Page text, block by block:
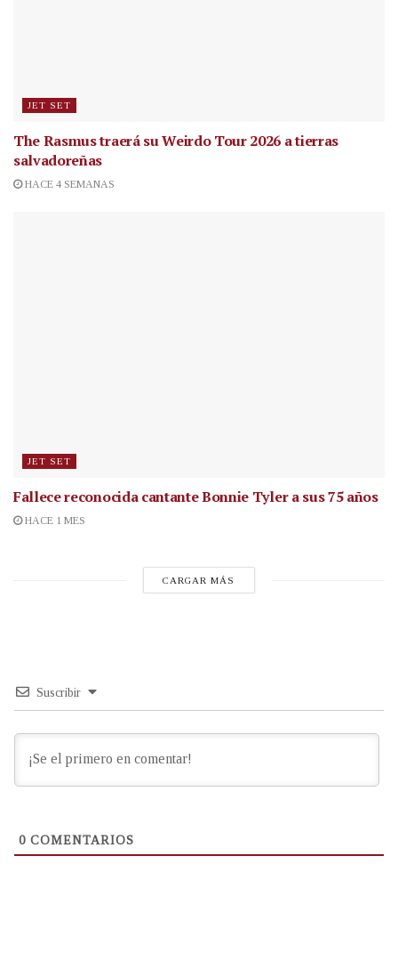
JET SET
The Rasmus traerá su Weirdo Tour 2026 a tierras
salvadoreñas
HACE 4 SEMANAS
JET SET
Fallece reconocida cantanteBonnie Tyler a sus 75 años
HACE 1 MES
CARGAR MÁS
Suscribir
0 COMENTARIOS